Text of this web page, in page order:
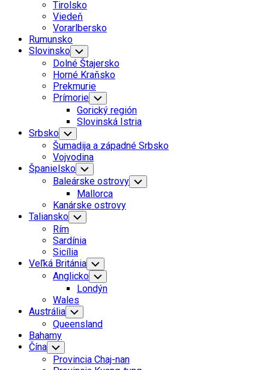
Tirolsko
Viedeň
Vorarlbersko
Rumunsko
Current
Page
Parent
Slovinsko Toggle
Child
Menu
Dolné Štajersko
Horné Kraňsko
Prekmurie
Current
Page
Parent
Prímorie Toggle
Child
Menu
Gorický región
Current
Page:
Slovinská Istria
Srbsko Toggle
Child
Menu
Šumadija a západné Srbsko
Vojvodina
Španielsko Toggle
Child
Menu
Baleárske ostrovy Toggle
Child
Mallorca
Kanárske ostrovy
Taliansko Toggle
Child
Menu
Rím
Sardínia
Sicília
Veľká Británia Toggle
Child
Menu
Anglicko Toggle
Child
Menu
Londýn
Wales
Austrália Toggle
Child
Menu
Queensland
Bahamy
Čína Toggle
Child
Menu
Provincia Chaj-nan